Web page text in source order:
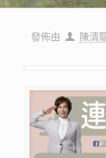
發佈由 陳清